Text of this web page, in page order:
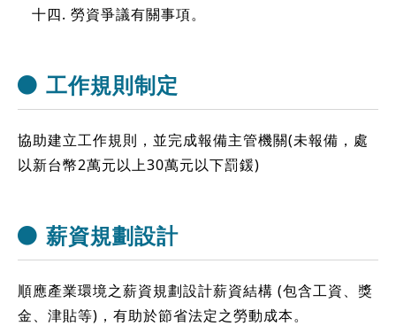
勞資爭議有關事項。
工作規則制定
協助建立工作規則，並完成報備主管機關(未報備，處
以新台幣2萬元以上30萬元以下罰鍰)
薪資規劃設計
順應產業環境之薪資規劃設計薪資結構 (包含工資、獎
金、津貼等)，有助於節省法定之勞動成本。